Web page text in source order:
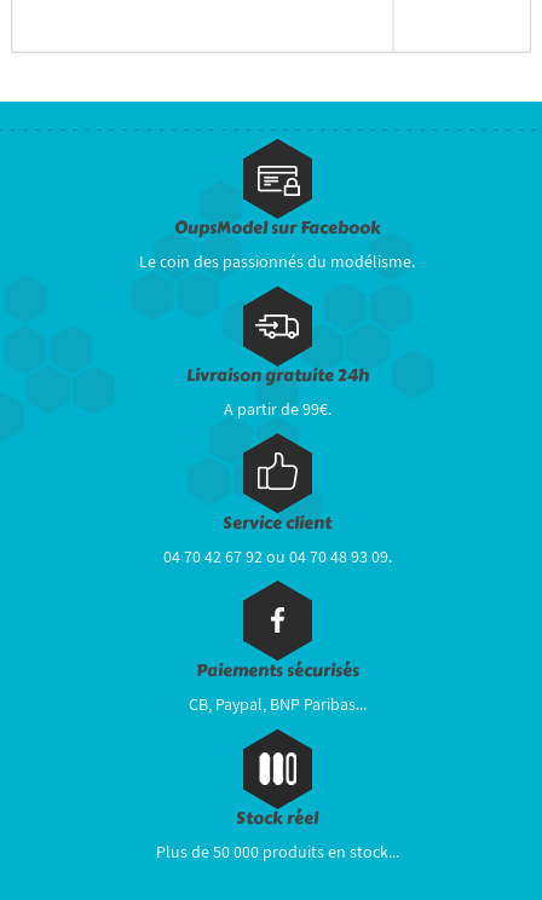
OupsModel sur Facebook
Le coin des passionnés du modélisme.
Livraison gratuite 24h
A partir de 99€.
Service client
04 70 42 67 92 ou 04 70 48 93 09.
Paiements sécurisés
CB, Paypal, BNP Paribas...
Stock réel
Plus de 50 000 produits en stock...